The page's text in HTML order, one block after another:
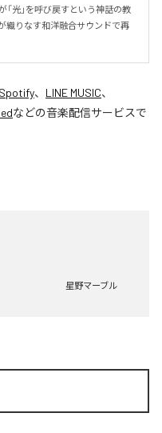
「光」を呼び戻すという神話の教
織りなす和洋融合サウンドで再
Spotify、 LINE MUSIC、
などの音楽配信サービスで
星野マーブル